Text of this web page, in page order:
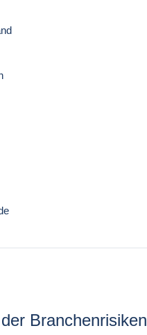
Branchenrisiken